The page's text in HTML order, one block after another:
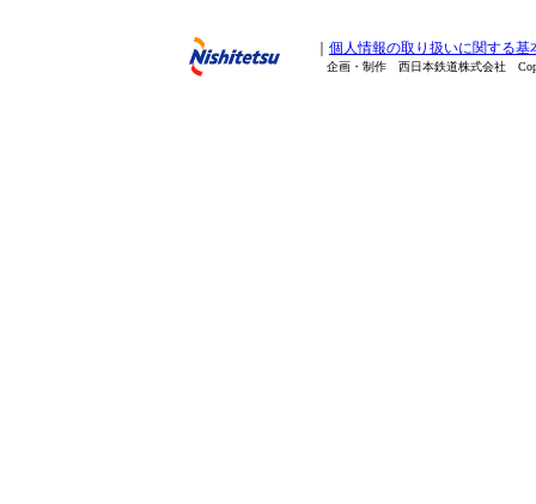
個人情報の取り扱いに関する基
企画・制作 西日本鉄道株式会社